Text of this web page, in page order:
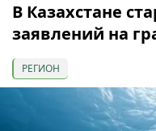
В Казахстане
заявлений на
РЕГИОН